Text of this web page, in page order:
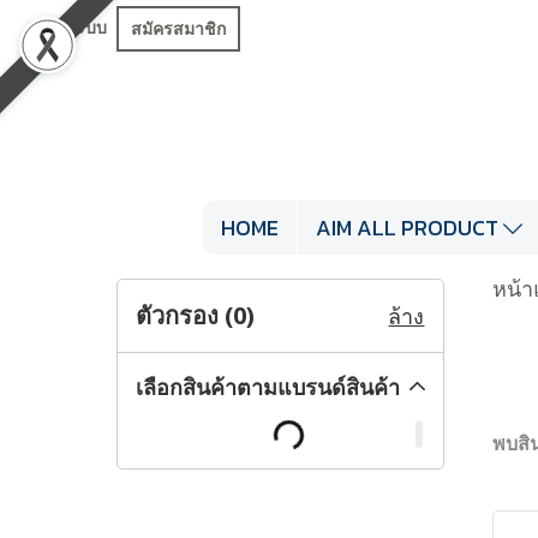
เข้าสู่ระบบ สมัครสมาชิก
HOME AIM ALL PRODUCT
หน้
พบสิ
ตัวกรอง (0) ล้าง
เลือกสินค้าตามแบรนด์สินค้า